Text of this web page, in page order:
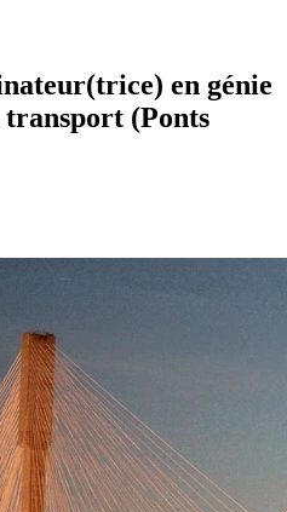
en génie
(Ponts